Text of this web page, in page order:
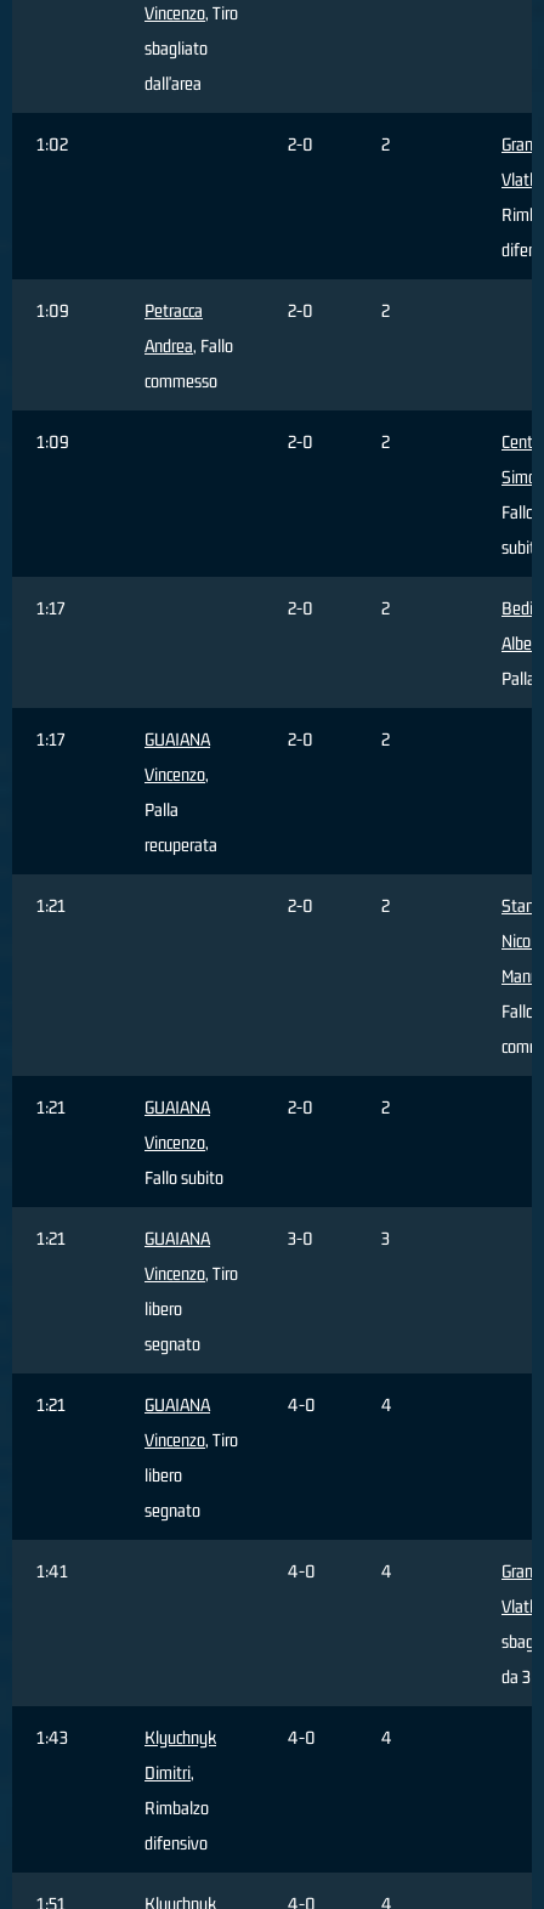
Vincenzo, Tiro
sbagliato
dall'area
1:02 2-0 2
Granic
1:09
Petracca
Andrea, Fallo
commesso
2-0 2
1:09 2-0 2
Fallo
subito
1:17 2-0 2
Bedin
Palla
1:17
GUAIANA
Vincenzo,
Palla
recuperata
2-0 2
1:21 2-0 2
Stanic
Fallo
1:21
GUAIANA
Vincenzo,
Fallo subito
2-0 2
1:21
GUAIANA
Vincenzo, Tiro
libero
segnato
3-0 3
1:21
GUAIANA
Vincenzo, Tiro
libero
segnato
4-0 4
1:41 4-0 4
Granic
da 3
1:43
Klyuchnyk
Dimitri,
Rimbalzo
difensivo
4-0 4
1:51
Klyuchnyk
4-0 4